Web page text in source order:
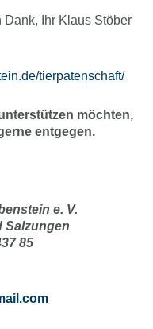
Dank, Ihr Klaus Stöber
tierpatenschaft/
möchten,
entgegen.
e. V.
Salzungen
85